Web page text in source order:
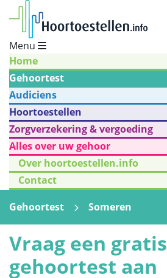
Menu
Home
Gehoortest
Audiciens
Hoortoestellen
Zorgverzekering & vergoeding
Alles over uw gehoor
Over hoortoestellen.info
Contact
Gehoortest
Someren
Vraag een gratis
gehoortest aan